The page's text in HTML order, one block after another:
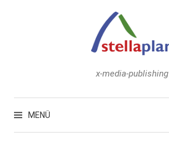
x-media-publishing
MENÜ